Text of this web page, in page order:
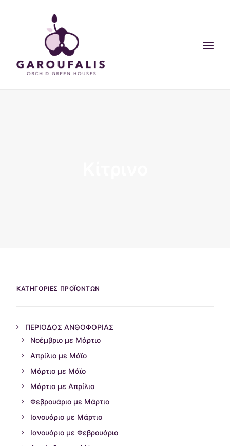
ΚΑΤΗΓΟΡΙΕΣ ΠΡΟΪΟΝΤΩΝ
ΠΕΡΙΟΔΟΣ ΑΝΘΟΦΟΡΙΑΣ
Νοέμβριο με Μάρτιο
Απρίλιο με Μάϊο
Μάρτιο με Μάϊο
Μάρτιο με Απρίλιο
Φεβρουάριο με Μάρτιο
Ιανουάριο με Μάρτιο
Ιανουάριο με Φεβρουάριο